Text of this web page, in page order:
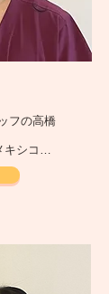
フの高橋
キシコ…